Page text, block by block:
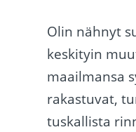
Olin nähnyt
keskityin
maailmansa
rakastuvat,
tuskallista